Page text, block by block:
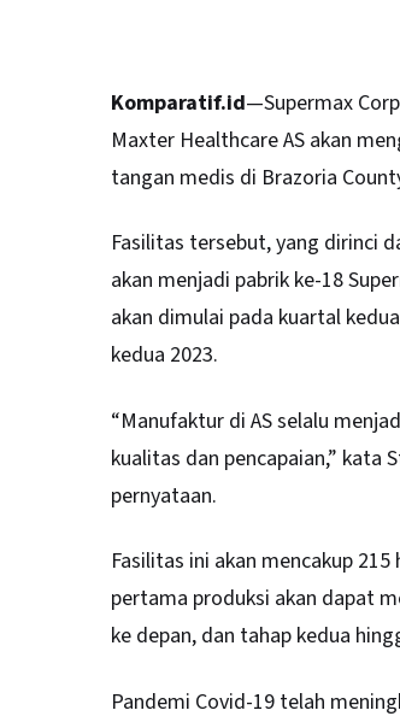
Komparatif.id—Supermax Corp
Maxter Healthcare AS akan
tangan medis di Brazoria
Fasilitas tersebut, yang dirinci
akan menjadi pabrik ke-18
akan dimulai pada kuartal
kedua 2023.
“Manufaktur di AS selalu
kualitas dan pencapaian,” kata
pernyataan.
Fasilitas ini akan mencakup
pertama produksi akan dapat
ke depan, dan tahap kedua
Pandemi Covid-19 telah